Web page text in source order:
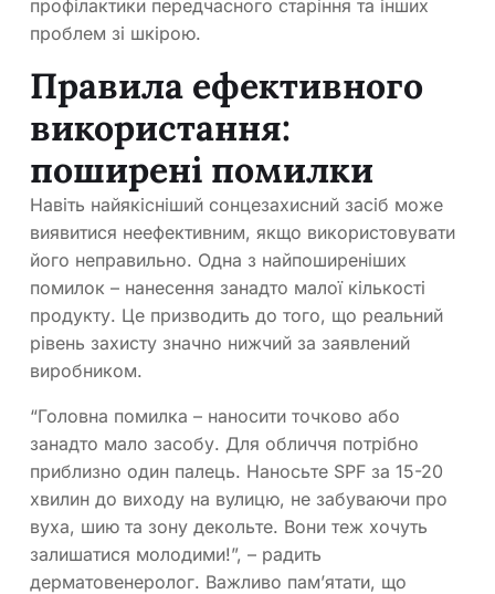
профілактики передчасного старіння та інших
проблем зі шкірою.
Правила ефективного
використання:
поширені помилки
Навіть найякісніший сонцезахисний засіб може
виявитися неефективним, якщо використовувати
його неправильно. Одна з найпоширеніших
помилок – нанесення занадто малої кількості
продукту. Це призводить до того, що реальний
рівень захисту значно нижчий за заявлений
виробником.
“Головна помилка – наносити точково або
занадто мало засобу. Для обличчя потрібно
приблизно один палець. Наносьте SPF за 15-20
хвилин до виходу на вулицю, не забуваючи про
вуха, шию та зону декольте. Вони теж хочуть
залишатися молодими!”, – радить
дерматовенеролог. Важливо пам’ятати, що